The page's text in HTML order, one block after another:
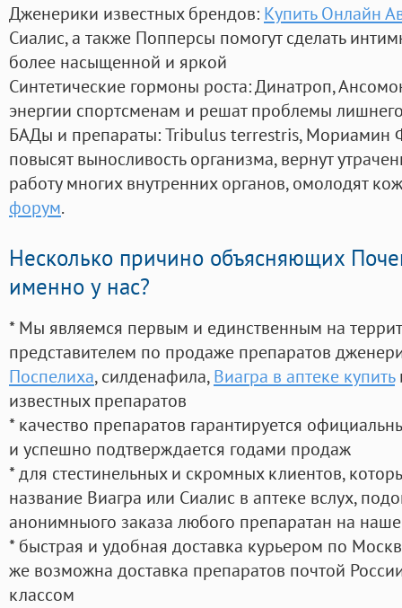
Дженерики известных брендов: Купить Онлайн
Сиалис, а также Попперсы помогут сделать
более насыщенной и яркой
Синтетические гормоны роста: Динатроп,
энергии спортсменам и решат проблемы
БАДы и препараты:Tribulus terrestris, Мориамин
повысят выносливость организма, вернут
работу многих внутренних органов, омолодят
форум.
Несколько причино объясняющих
именно у нас?
* Мы являемся первым и единственным на
представителем по продаже препаратов
Поспелиха, силденафила, Виагра в аптеке купить
известных препаратов
* качество препаратов гарантируется
и успешно подтверждается годами продаж
* для стестинельных и скромных клиентов,
название Виагра или Сиалис в аптеке вслух,
анонимныого заказа любого препаратан на
* быстрая и удобная доставка курьером по
же возможна доставка препаратов почтой
классом